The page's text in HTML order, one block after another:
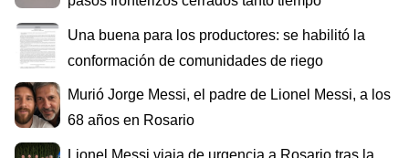
Una buena para los productores: se habilitó la
conformación de comunidades de riego
Murió Jorge Messi, el padre de Lionel Messi, a los
68 años en Rosario
Lionel Messi viaja de urgencia a Rosario tras la